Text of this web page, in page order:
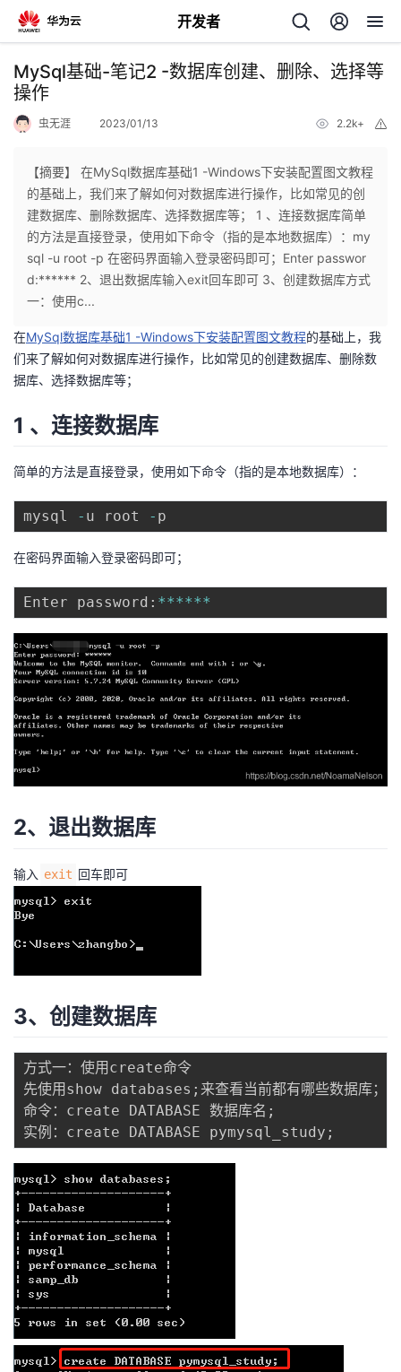
开发者
返
回
个
人
主
页
我
的
开
发
者
我
的
博
客
我
的
论
坛
我
的
圈
我
的
播
我
活
的
我
开
发
者
的
课
程
我
的
认
证
我
的
实
验
我
的
收
藏
的
Programs
我
的
支
技
术
持
的
云
建
议
MySql基础-笔记2 -数据库创建、删除、选择等
操作
虫无涯 2023/01/13 2.2k+
【摘要】 在MySql数据库基础1 -Windows下安装配置图文教程
的基础上，我们来了解如何对数据库进行操作，比如常见的创
建数据库、删除数据库、选择数据库等； 1 、连接数据库简单
的方法是直接登录，使用如下命令（指的是本地数据库）：my
sql -u root -p 在密码界面输入登录密码即可；Enter passwor
d:****** 2、退出数据库输入exit回车即可 3、创建数据库方式
一：使用c...
在MySql数据库基础1 -Windows下安装配置图文教程的基础上，我
们来了解如何对数据库进行操作，比如常见的创建数据库、删除数
据库、选择数据库等；
1 、连接数据库
简单的方法是直接登录，使用如下命令（指的是本地数据库）：
mysql - u root -
在密码界面输入登录密码即可；
Enter password : ******
2、退出数据库
输入 exit 回车即可
3、创建数据库
方式一：使用create命令
先使用show databases ; 来查看当前都有哪些数据库；
命令：create DATABASE 数据库名 ;
实例：create DATABASE pymysql_study ;